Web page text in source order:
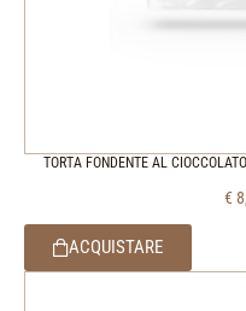
TORTA FONDENTE AL
€
ACQUISTARE